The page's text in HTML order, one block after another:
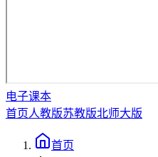
电子课本
首页人教版苏教版北师大版
首页